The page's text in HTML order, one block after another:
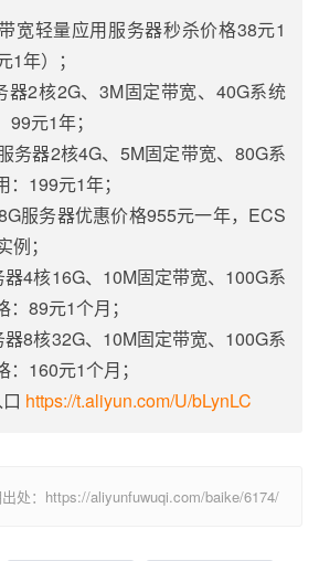
宽轻量应用服务器秒杀价格38元1
1年）；
器2核2G、3M固定带宽、40G系统
元1年；
务器2核4G、5M固定带宽、80G系
199元1年；
服务器优惠价格955元一年，ECS
；
4核16G、10M固定带宽、100G系
89元1个月；
8核32G、10M固定带宽、100G系
160元1个月；
https://t.aliyun.com/U/bLynLC
处：https://aliyunfuwuqi.com/baike/6174/